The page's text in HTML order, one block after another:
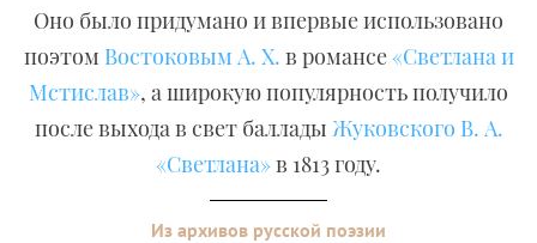
Оно было придумано и впервые использовано
поэтом Востоковым А. Х. в романсе«Светлана и
Мстислав», а широкую популярность получило
после выхода в свет баллады Жуковского В. А.
«Светлана»в 1813 году.
Из архивов русской поэзии